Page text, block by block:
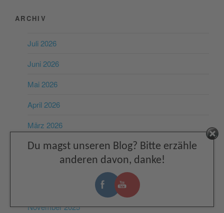
ARCHIV
Juli 2026
Juni 2026
Mai 2026
April 2026
März 2026
Februar 2026
Januar 2026
November 2025
Du magst unseren Blog? Bitte erzähle
anderen davon, danke!
Facebook